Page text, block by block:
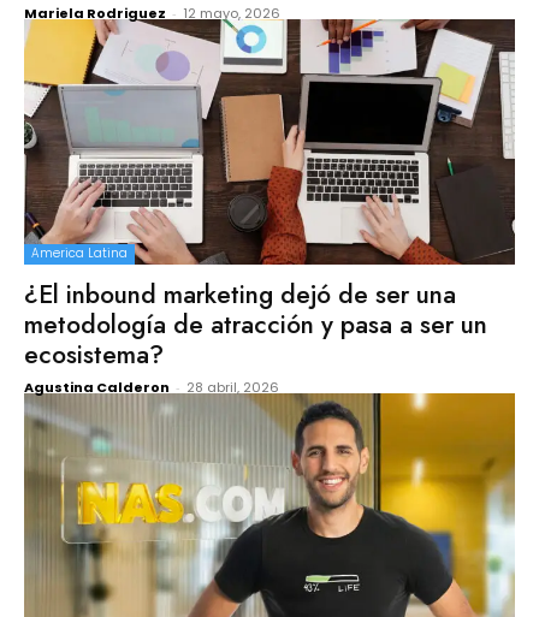
Mariela Rodriguez - 12 mayo, 2026
America Latina
¿El inbound marketing dejó de ser una
metodología de atracción y pasa a ser un
ecosistema?
Agustina Calderon - 28 abril, 2026